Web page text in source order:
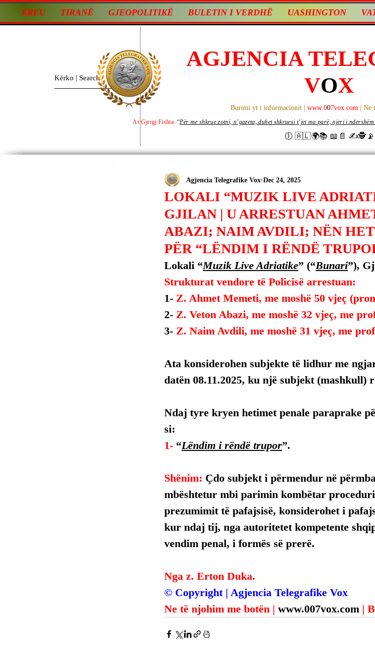
KREU TIRANË GJEOPOLITIKË BULETIN I VERDHË UASHINGTON
AGJENCIA
VOX
Burimi yt i informacionit | www.007vox.com |
🕕 🇦🇱🌍📚 📖📄
At Gjergj Fishta: “Për me shkrue zotni, n’gazeta, duhet shkruesi t’jet ma parë, njeri i
LOKALI “MUZIK LIVE
GJILAN | U ARRESTUAN
ABAZI; NAIM AVDILI; NËN
PËR “LËNDIM I RËNDË
Agjencia Telegrafike Vox Dec 24, 2025
Lokali “Muzik Live Adriatike” (“Bunari”),
Strukturat vendore të Policisë arrestuan:
1- Z. Ahmet Memeti, me moshë 50 vjeç
2- Z. Veton Abazi, me moshë 32 vjeç, me
3- Z. Naim Avdili, me moshë 31 vjeç, me
Ata konsiderohen subjekte të lidhur me
datën 08.11.2025, ku një subjekt (mashkull)
Ndaj tyre kryen hetimet penale paraprake
si:
1- “Lëndim i rëndë trupor”.
Shënim: Çdo subjekt i përmendur në
mbështetur mbi parimin kombëtar
prezumimit të pafajsisë, konsiderohet i
kur ndaj tij, nga autoritetet kompetente
vendim penal, i formës së prerë.
Nga z. Erton Duka.
© Copyright | Agjencia Telegrafike Vox
Ne të njohim me botën | www.007vox.com |